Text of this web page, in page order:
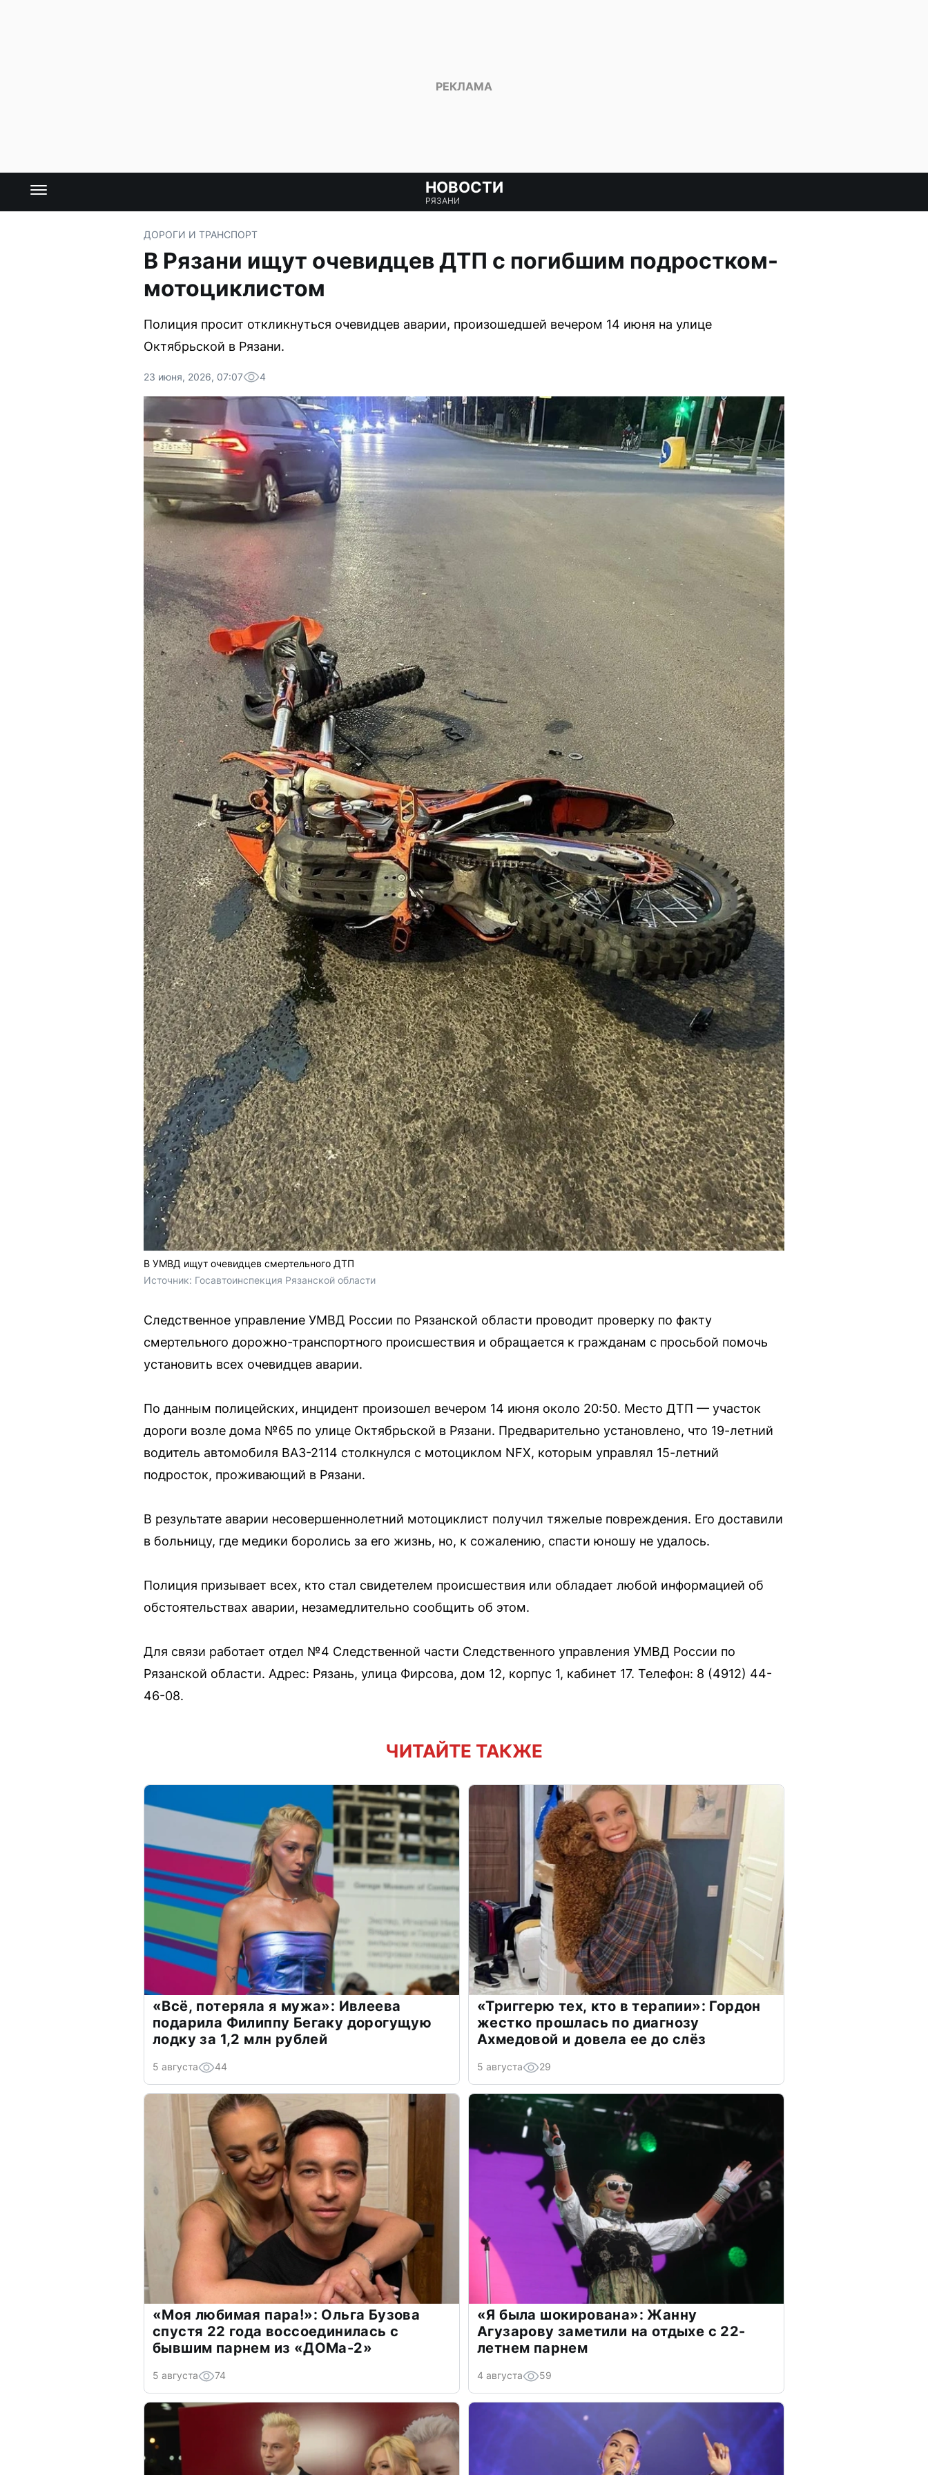
НОВОСТИ
РЯЗАНИ
ДОРОГИ И ТРАНСПОРТ
В Рязани ищут очевидцев ДТП с погибшим подростком-
мотоциклистом
Полиция просит откликнуться очевидцев аварии, произошедшей вечером 14 июня на улице
Октябрьской в Рязани.
23 июня, 2026, 07:07 4
В УМВД ищут очевидцев смертельного ДТП
Источник: Госавтоинспекция Рязанской области
Следственное управление УМВД России по Рязанской области проводит проверку по факту
смертельного дорожно-транспортного происшествия и обращается к гражданам с просьбой помочь
установить всех очевидцев аварии.
По данным полицейских, инцидент произошел вечером 14 июня около 20:50. Место ДТП — участок
дороги возле дома №65 по улице Октябрьской в Рязани. Предварительно установлено, что 19-летний
водитель автомобиля ВАЗ-2114 столкнулся с мотоциклом NFX, которым управлял 15-летний
подросток, проживающий в Рязани.
В результате аварии несовершеннолетний мотоциклист получил тяжелые повреждения. Его доставили
в больницу, где медики боролись за его жизнь, но, к сожалению, спасти юношу не удалось.
Полиция призывает всех, кто стал свидетелем происшествия или обладает любой информацией об
обстоятельствах аварии, незамедлительно сообщить об этом.
Для связи работает отдел №4 Следственной части Следственного управления УМВД России по
Рязанской области. Адрес: Рязань, улица Фирсова, дом 12, корпус 1, кабинет 17. Телефон: 8 (4912) 44-
46-08.
ЧИТАЙТЕ ТАКЖЕ
«Всё, потеряла я мужа»: Ивлеева
подарила Филиппу Бегаку дорогущую
лодку за 1,2 млн рублей
5 августа 44
«Триггерю тех, кто в терапии»: Гордон
жестко прошлась по диагнозу
Ахмедовой и довела ее до слёз
5 августа 29
«Моя любимая пара!»: Ольга Бузова
спустя 22 года воссоединилась с
бывшим парнем из «ДОМа-2»
5 августа 74
«Я была шокирована»: Жанну
Агузарову заметили на отдыхе с 22-
летнем парнем
4 августа 59